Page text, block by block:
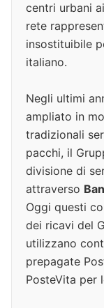
centri urbani
rete
insostituibile
italiano.
Negli ultimi
ampliato in
tradizionali
pacchi, il
divisione di
attraverso
Oggi questi
dei ricavi del
utilizzano
prepagate
PosteVita per